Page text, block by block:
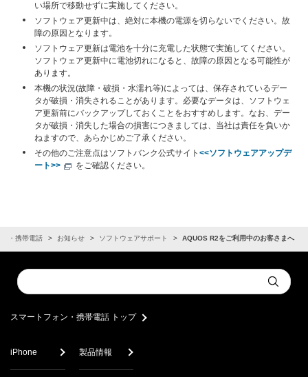
い場所で移動せずに実施してください。
ソフトウェア更新中は、絶対に本機の電源を切らないでください。故
障の原因となります。
ソフトウェア更新は電池を十分に充電した状態で実施してください。
ソフトウェア更新中に電池切れになると、故障の原因となる可能性が
あります。
本機の状況(故障・破損・水濡れ等)によっては、保存されているデー
タが破損・消失されることがあります。必要なデータは、ソフトウェ
ア更新前にバックアップしておくことをおすすめします。なお、デー
タが破損・消失した場合の損害につきましては、当社は責任を負いか
ねますので、あらかじめご了承ください。
その他のご注意点はソフトバンク公式サイト <<ソフトウェアアップデ
ート>>
をご確認ください。
・携帯電話 お知らせ ソフトウェアサポート AQUOS R2をご利用中のお客さまへ
Conduct
a
Submit
スマートフォン・携帯電話 トップ
iPhone 製品情報